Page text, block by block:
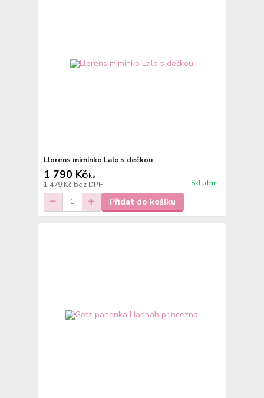
Llorens miminko Lalo s dečkou
1 790 Kč/ks
1 479 Kč bez DPH Skladem
Přidat do košíku